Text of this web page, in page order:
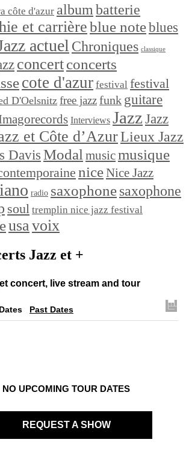
côte d'azur album batterie
et carrièreblue noteblues
actuel Chroniques classique
concertconcerts
cote d'azur festival festival
D'Oelsnitzfree jazzfunk guitare
Interviews Jazz Jazz
et Côte d’AzurLieux Jazz
Davis Modal musicmusique
niceNice Jazz
radio saxophonesaxophone
soul tremplin nice jazz festival
usavoix
Jazz et +
concert, live stream and tour
Past Dates
NO UPCOMING TOUR DATES
REQUEST A SHOW